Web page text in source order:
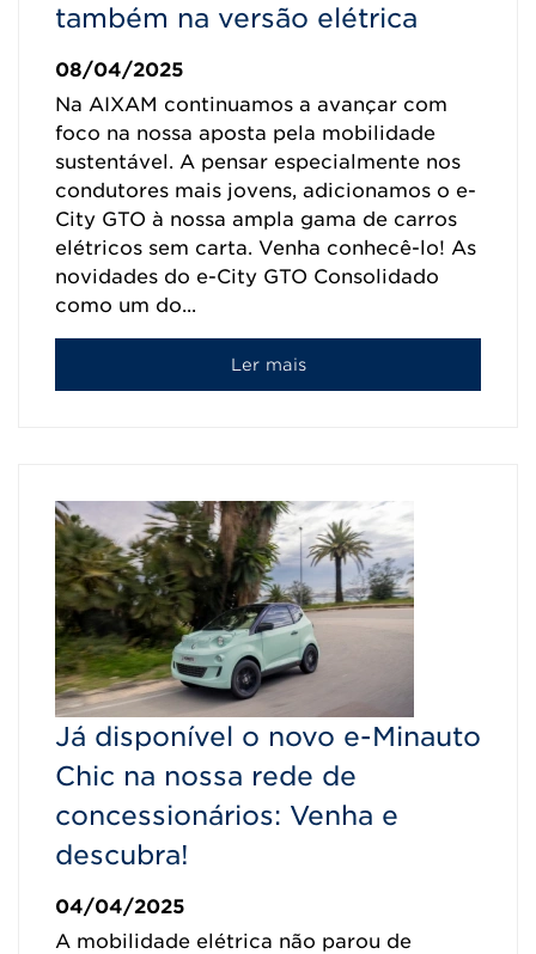
também na versão elétrica
08/04/2025
Na AIXAM continuamos a avançar com
foco na nossa aposta pela mobilidade
sustentável. A pensar especialmente nos
condutores mais jovens, adicionamos o e-
City GTO à nossa ampla gama de carros
elétricos sem carta. Venha conhecê-lo! As
novidades do e-City GTO Consolidado
como um do...
Ler mais
Já disponível o novo e-Minauto
Chic na nossa rede de
concessionários: Venha e
descubra!
04/04/2025
A mobilidade elétrica não parou de